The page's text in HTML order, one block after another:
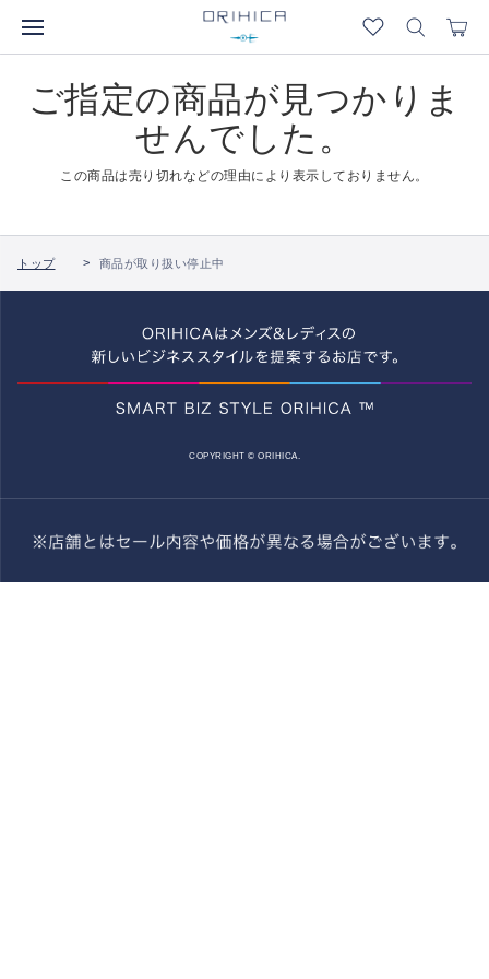
ご指定の商品が見つかりま
せんでした。
この商品は売り切れなどの理由により表示しておりません。
トップ 商品が取り扱い停止中
COPYRIGHT © ORIHICA.